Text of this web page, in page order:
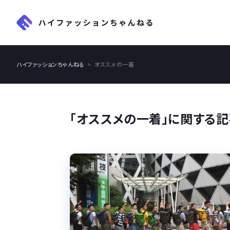
ハイファッションちゃんねる オススメの一着
「オススメの一着」に関する